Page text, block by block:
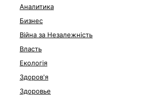
Аналитика
Бизнес
Війна за Незалежність
Власть
Екологія
Здоров'я
Здоровье